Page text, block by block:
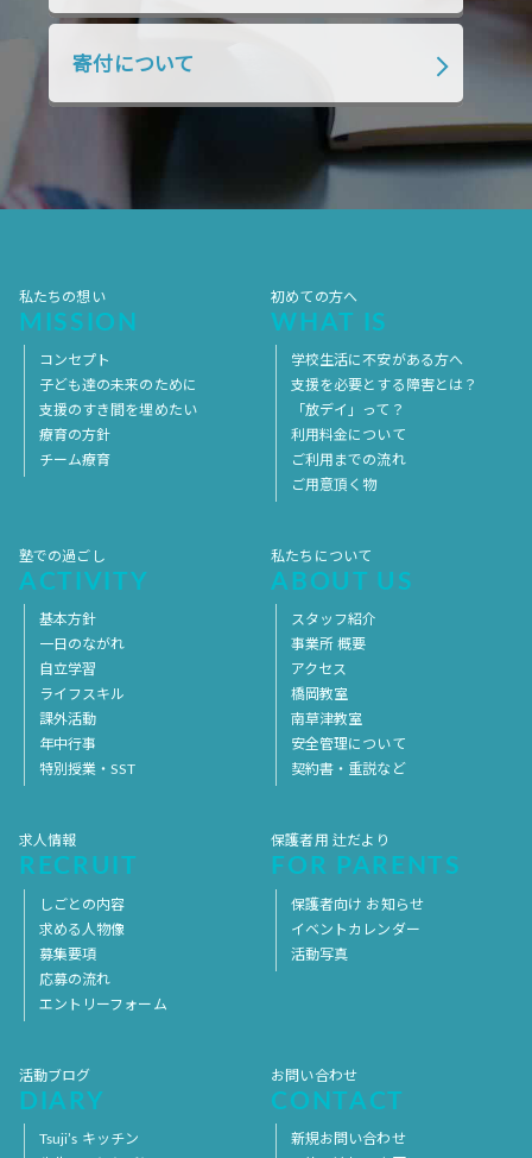
2018年4月 2018年3月 2018年2月
2018年1月 2017年12月
2017年10月 2017年9月 2017年8月
2017年5月
2017年4月
寄付について
私たちの想い
MISSION
コンセプト
子ども達の未来のために
支援のすき間を埋めたい
療育の方針
チーム療育
初めての方へ
WHAT IS
学校生活に不安がある方へ
支援を必要とする障害とは？
「放デイ」って？
利用料金について
ご利用までの流れ
ご用意頂く物
塾での過ごし
ACTIVITY
基本方針
一日のながれ
自立学習
ライフスキル
課外活動
年中行事
特別授業・SST
私たちについて
ABOUT US
スタッフ紹介
事業所 概要
アクセス
橋岡教室
南草津教室
安全管理について
契約書・重説など
求人情報
RECRUIT
しごとの内容
求める人物像
募集要項
応募の流れ
エントリーフォーム
保護者用 辻だより
FOR PARENTS
保護者向け お知らせ
イベントカレンダー
活動写真
活動ブログ
DIARY
Tsuji’s キッチン
お問い合わせ
CONTACT
新規お問い合わせ